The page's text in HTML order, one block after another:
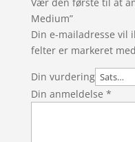
Medium”
Din e-mailadresse vil
felter er markeret med
Din vurdering
Din anmeldelse *